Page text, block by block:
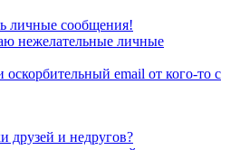
личные сообщения!
нежелательные личные
email от кого-то с
друзей и недругов?